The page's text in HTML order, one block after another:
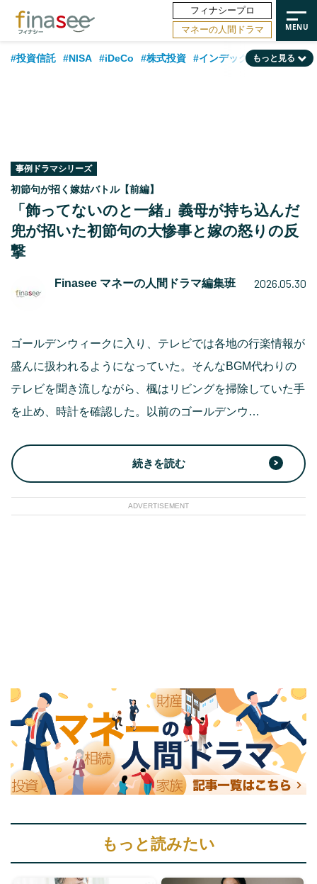
フィナシープロ
マネーの人間ドラマ
#投資信託 #NISA #iDeCo #株式投資 #インデックスファンド
#データ・調査 #資産運用業界
もっと見る
事例ドラマシリーズ
初節句が招く嫁姑バトル【前編】
「飾ってないのと一緒」義母が持ち込んだ
兜が招いた初節句の大惨事と嫁の怒りの反
撃
Finasee マネーの人間ドラマ編集班 2026.05.30
ゴールデンウィークに入り、テレビでは各地の行楽情報が
盛んに扱われるようになっていた。そんなBGM代わりの
テレビを聞き流しながら、楓はリビングを掃除していた手
を止め、時計を確認した。以前のゴールデンウ…
続きを読む
ADVERTISEMENT
もっと読みたい